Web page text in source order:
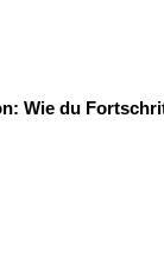
Wie du